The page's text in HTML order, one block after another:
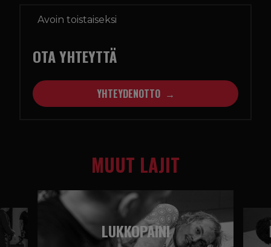
Avoin toistaiseksi
OTA YHTEYTTÄ
YHTEYDENOTTO
MUUT LAJIT
LUKKOPAINI